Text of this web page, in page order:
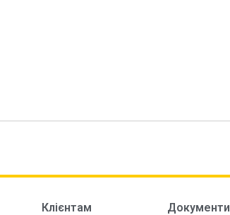
Клієнтам Документи